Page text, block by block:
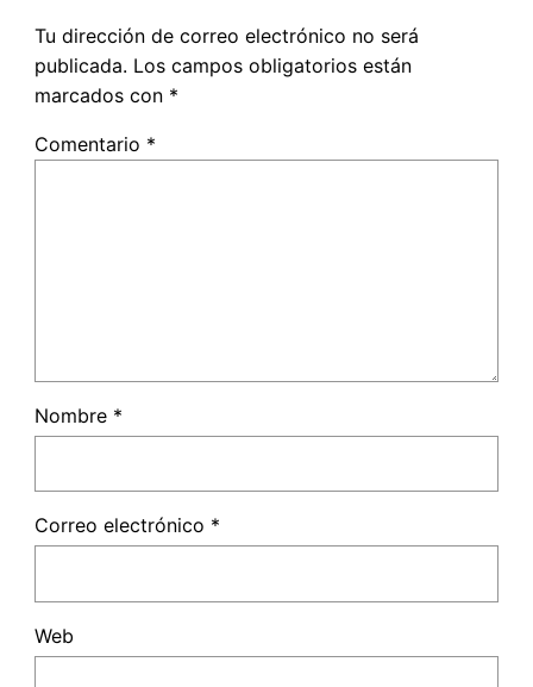
Tu dirección de correo electrónico no será
publicada. Los campos obligatorios están
marcados con *
Comentario *
Nombre *
Correo electrónico *
Web